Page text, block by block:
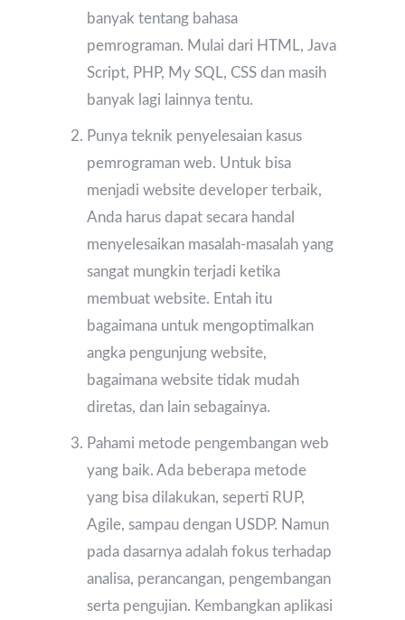
banyak tentang bahasa
pemrograman. Mulai dari HTML, Java
Script, PHP, My SQL, CSS dan masih
banyak lagi lainnya tentu.
Punya teknik penyelesaian kasus
pemrograman web. Untuk bisa
menjadi website developer terbaik,
Anda harus dapat secara handal
menyelesaikan masalah-masalah yang
sangat mungkin terjadi ketika
membuat website. Entah itu
bagaimana untuk mengoptimalkan
angka pengunjung website,
bagaimana website tidak mudah
diretas, dan lain sebagainya.
Pahami metode pengembangan web
yang baik. Ada beberapa metode
yang bisa dilakukan, seperti RUP,
Agile, sampau dengan USDP. Namun
pada dasarnya adalah fokus terhadap
analisa, perancangan, pengembangan
serta pengujian. Kembangkan aplikasi